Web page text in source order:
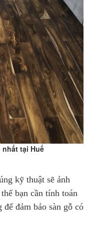
tại Huế
kỹ thuật sẽ ảnh
bạn cần tính toán
đảm bảo sàn gỗ có